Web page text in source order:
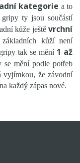
kategorie a to
ty jsou součástí
kůže ještě vrchní
kůží není
tak se mění 1 až
mění podle potřeb
vyjímkou, že závodní
každý zápas nové.